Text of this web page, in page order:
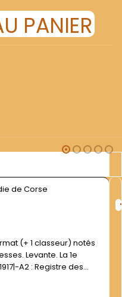
PANIER
de Corse
Levante. La 1e
A2 : Registre des
1902-1924|(inscription
16)|-A3...